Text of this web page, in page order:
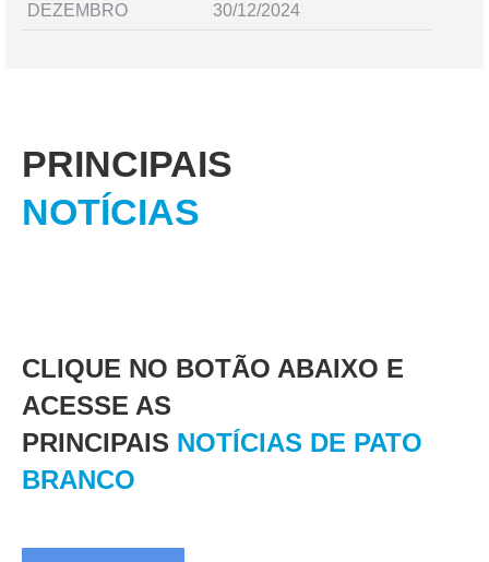
DEZEMBRO 30/12/2024
PRINCIPAIS
NOTÍCIAS
CLIQUE NO BOTÃO ABAIXO E
ACESSE AS
PRINCIPAIS NOTÍCIAS DE PATO
BRANCO